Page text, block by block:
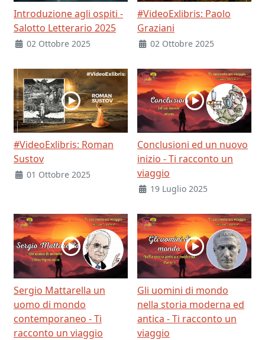
Introduzione agli ospiti -
Salotto Letterario 2025
02 Ottobre 2025
#VideoExlibris: Paolo
Graziani
02 Ottobre 2025
#VideoExlibris: Roman
Sustov
01 Ottobre 2025
Conclusioni ed un nuovo
inizio - Ti racconto un
viaggio
19 Luglio 2025
Sergio Mattarella un
uomo di mondo
contemporaneo - Ti
racconto un viaggio
Gli uomini di mondo
nella storia moderna ed
antica - Ti racconto un
viaggio